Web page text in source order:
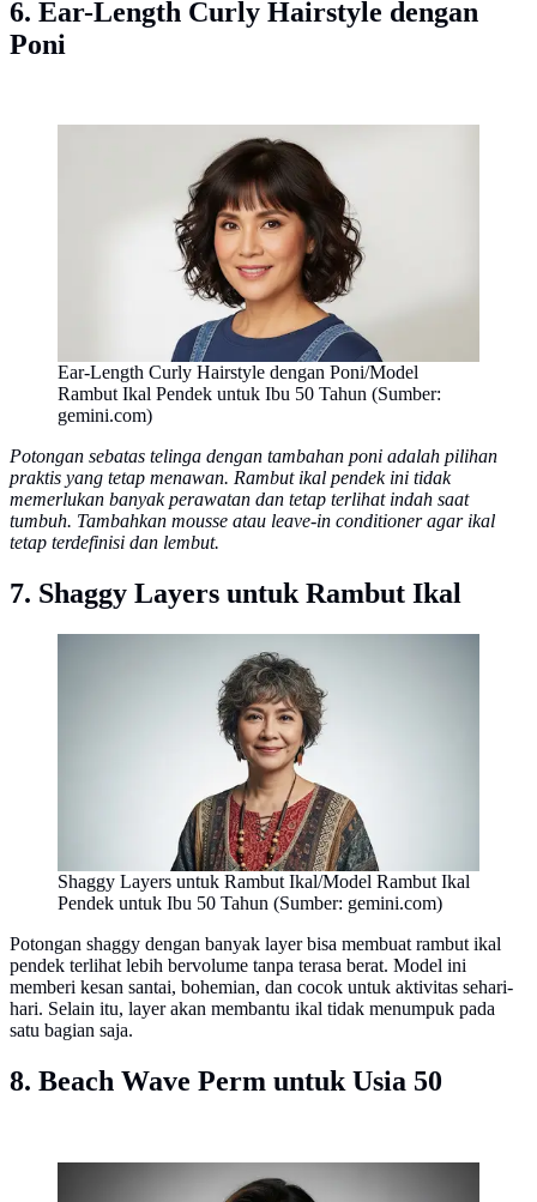
6. Ear-Length Curly Hairstyle dengan
Poni
Ear-Length Curly Hairstyle dengan Poni/Model
Rambut Ikal Pendek untuk Ibu 50 Tahun (Sumber:
gemini.com)
Potongan sebatas telinga dengan tambahan poni adalah pilihan
praktis yang tetap menawan. Rambut ikal pendek ini tidak
memerlukan banyak perawatan dan tetap terlihat indah saat
tumbuh. Tambahkan mousse atau leave-in conditioner agar ikal
tetap terdefinisi dan lembut.
7. Shaggy Layers untuk Rambut Ikal
Shaggy Layers untuk Rambut Ikal/Model Rambut Ikal
Pendek untuk Ibu 50 Tahun (Sumber: gemini.com)
Potongan shaggy dengan banyak layer bisa membuat rambut ikal
pendek terlihat lebih bervolume tanpa terasa berat. Model ini
memberi kesan santai, bohemian, dan cocok untuk aktivitas sehari-
hari. Selain itu, layer akan membantu ikal tidak menumpuk pada
satu bagian saja.
8. Beach Wave Perm untuk Usia 50